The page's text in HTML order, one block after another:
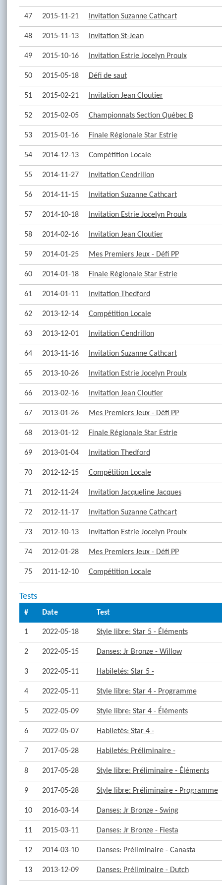
47 2015-11-21 Invitation Suzanne Cathcart
48 2015-11-13 Invitation St-Jean
49 2015-10-16 Invitation Estrie Jocelyn Proulx
50 2015-05-18 Défi de saut
51 2015-02-21 Invitation Jean Cloutier
52 2015-02-05 Championnats Section Québec B
53 2015-01-16 Finale Régionale Star Estrie
54 2014-12-13 Compétition Locale
55 2014-11-27 Invitation Cendrillon
56 2014-11-15 Invitation Suzanne Cathcart
57 2014-10-18 Invitation Estrie Jocelyn Proulx
58 2014-02-16 Invitation Jean Cloutier
59 2014-01-25 Mes Premiers Jeux - Défi PP
60 2014-01-18 Finale Régionale Star Estrie
61 2014-01-11 Invitation Thedford
62 2013-12-14 Compétition Locale
63 2013-12-01 Invitation Cendrillon
64 2013-11-16 Invitation Suzanne Cathcart
65 2013-10-26 Invitation Estrie Jocelyn Proulx
66 2013-02-16 Invitation Jean Cloutier
67 2013-01-26 Mes Premiers Jeux - Défi PP
68 2013-01-12 Finale Régionale Star Estrie
69 2013-01-04 Invitation Thedford
70 2012-12-15 Compétition Locale
71 2012-11-24 Invitation Jacqueline Jacques
72 2012-11-17 Invitation Suzanne Cathcart
73 2012-10-13 Invitation Estrie Jocelyn Proulx
74 2012-01-28 Mes Premiers Jeux - Défi PP
75 2011-12-10 Compétition Locale
Tests
# Date Test
1 2022-05-18 Style libre: Star 5 - Éléments
2 2022-05-15 Danses: Jr Bronze - Willow
3 2022-05-11 Habiletés: Star 5 -
4 2022-05-11 Style libre: Star 4 - Programme
5 2022-05-09 Style libre: Star 4 - Éléments
6 2022-05-07 Habiletés: Star 4 -
7 2017-05-28 Habiletés: Préliminaire -
8 2017-05-28 Style libre: Préliminaire - Éléments
9 2017-05-28 Style libre: Préliminaire - Programme
10 2016-03-14 Danses: Jr Bronze - Swing
11 2015-03-11 Danses: Jr Bronze - Fiesta
12 2014-03-10 Danses: Préliminaire - Canasta
13 2013-12-09 Danses: Préliminaire - Dutch